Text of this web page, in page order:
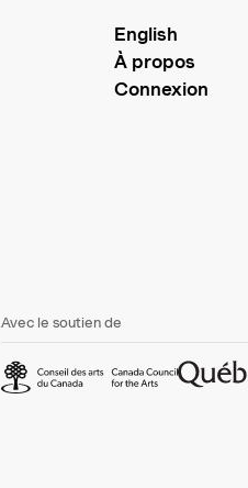
English
À propos
Connexion
Avec le soutien de